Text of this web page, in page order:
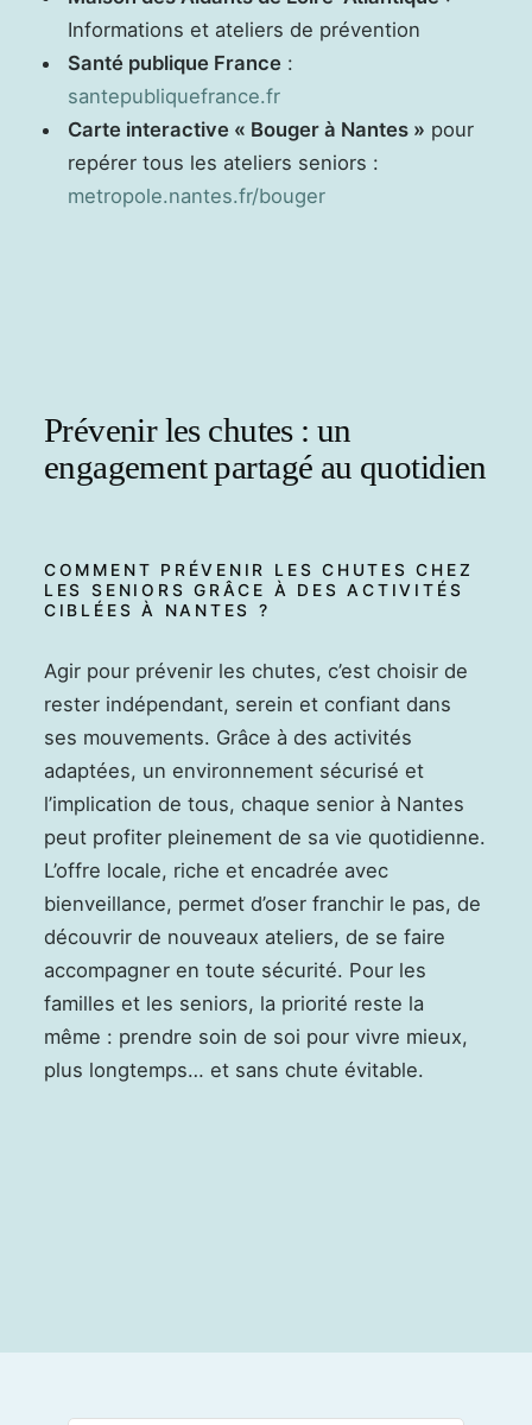
Informations et ateliers de prévention
Santé publique France:
santepubliquefrance.fr
Carte interactive « Bouger à Nantes » pour
repérer tous les ateliers seniors :
metropole.nantes.fr/bouger
Prévenir les chutes : un
engagement partagé au quotidien
COMMENT PRÉVENIR LES CHUTES CHEZ
LES SENIORS GRÂCE À DES ACTIVITÉS
CIBLÉES À NANTES ?
Agir pour prévenir les chutes, c’est choisir de
rester indépendant, serein et confiant dans
ses mouvements. Grâce à des activités
adaptées, un environnement sécurisé et
l’implication de tous, chaque senior à Nantes
peut profiter pleinement de sa vie quotidienne.
L’offre locale, riche et encadrée avec
bienveillance, permet d’oser franchir le pas, de
découvrir de nouveaux ateliers, de se faire
accompagner en toute sécurité. Pour les
familles et les seniors, la priorité reste la
même : prendre soin de soi pour vivre mieux,
plus longtemps… et sans chute évitable.